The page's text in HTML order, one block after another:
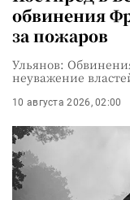
обвинения
за пожаров
Ульянов:
неуважение
10 августа 2026, 02:00